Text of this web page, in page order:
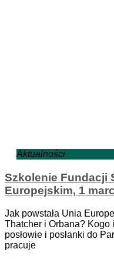
Aktualności
Szkolenie Fundacji
Europejskim, 1
Jak powstała Unia
Thatcher i Orbana? Kogo
posłowie i posłanki do
pracuje